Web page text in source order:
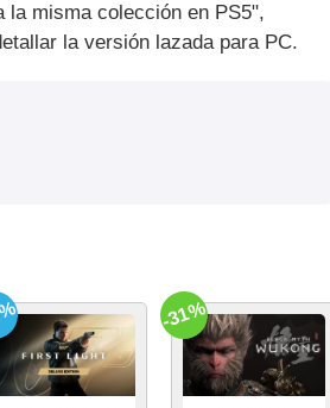
la misma colección en PS5",
la versión lazada para PC.
-31%